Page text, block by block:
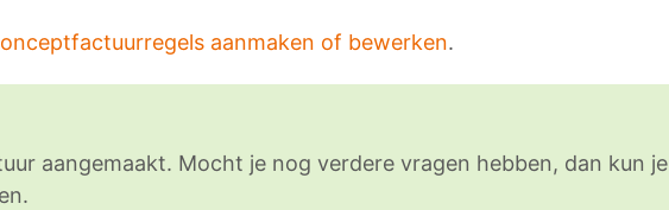
aanmaken of bewerken.
aangemaakt. Mocht je nog verdere vragen hebben, dan kun je